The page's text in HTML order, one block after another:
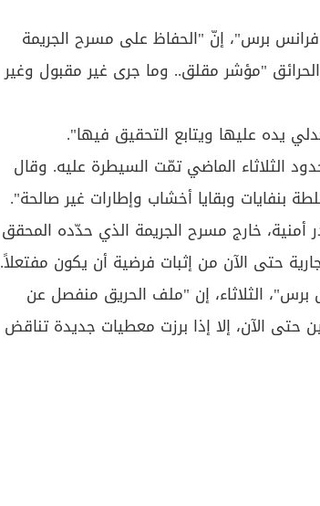
برس"، إنّ "الحفاظ على مسرح الجريمة
الحرائق "مؤشر مقلق.. وما جرى غير مقبول وغير
يده عليها ويتابع التحقيق فيها".
الثلاثاء الماضي تمّت السيطرة عليه. وقال
وبقايا أخشاب وإطارات غير صالحة".
أمنية، خارج مسرح الجريمة الذي حدّده المحقق
حتى الآن من إثبات فرضية أن يكون مفتعلاً.
الثلاثاء، إن "ملف الحريق منفصل عن
حتى الآن، إلا إذا برزت معطيات جديدة تناقض